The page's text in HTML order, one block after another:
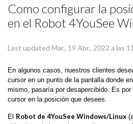
Como configurar la
en el Robot 4YouSee
Last updated Mar., 19 Abr., 2022 a las
En algunos casos, nuestros clientes
cursor en un punto de la pantalla donde
mismo, pasaría por desapercibido. Es por
cursor en la posición que desees.
El Robot de 4YouSee Windows/Linux